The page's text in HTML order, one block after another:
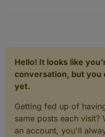
Hello! It looks like
conversation, but you
yet.
Getting fed up of
same posts each
an account, you'll